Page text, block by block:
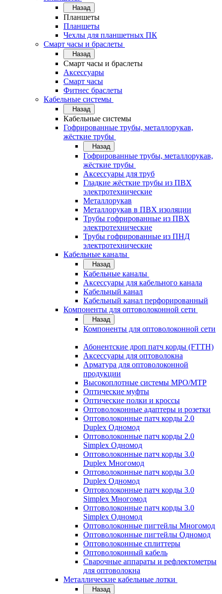
Назад
Планшеты
Планшеты
Чехлы для планшетных ПК
Смарт часы и браслеты
Назад
Смарт часы и браслеты
Аксессуары
Смарт часы
Фитнес браслеты
Кабельные системы
Назад
Кабельные системы
Гофрированные трубы, металлорукав,
жёсткие трубы
Назад
Гофрированные трубы, металлорукав,
жёсткие трубы
Аксессуары для труб
Гладкие жёсткие трубы из ПВХ
электротехнические
Металлорукав
Металлорукав в ПВХ изоляции
Трубы гофрированные из ПВХ
электротехнические
Трубы гофрированные из ПНД
электротехнические
Кабельные каналы
Назад
Кабельные каналы
Аксессуары для кабельного канала
Кабельный канал
Кабельный канал перфорированный
Компоненты для оптоволоконной сети
Назад
Компоненты для оптоволоконной сети
Абонентские дроп патч корды (FTTH)
Аксессуары для оптоволокна
Арматура для оптоволоконной
продукции
Высокоплотные системы MPO/MTP
Оптические муфты
Оптические полки и кроссы
Оптоволоконные адаптеры и розетки
Оптоволоконные патч корды 2.0
Duplex Одномод
Оптоволоконные патч корды 2.0
Simplex Одномод
Оптоволоконные патч корды 3.0
Duplex Многомод
Оптоволоконные патч корды 3.0
Duplex Одномод
Оптоволоконные патч корды 3.0
Simplex Многомод
Оптоволоконные патч корды 3.0
Simplex Одномод
Оптоволоконные пигтейлы Многомод
Оптоволоконные пигтейлы Одномод
Оптоволоконные сплиттеры
Оптоволоконный кабель
Сварочные аппараты и рефлектометры
для оптоволокна
Металлические кабельные лотки
Назад